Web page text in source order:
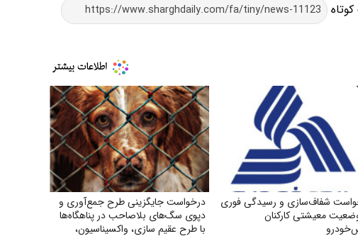
شفاف‌سازی و رسیدگی فوری
معیشتی کارکنان
درخواست جایگزینی طرح جمع‌آوری و
دپوی سگ‌های بلاصاحب در پناهگاه‌ها
با طرح عقیم سازی، واکسیناسیون،